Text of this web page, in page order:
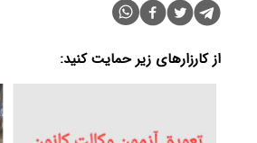
از کارزارهای زیر حمایت کنید: